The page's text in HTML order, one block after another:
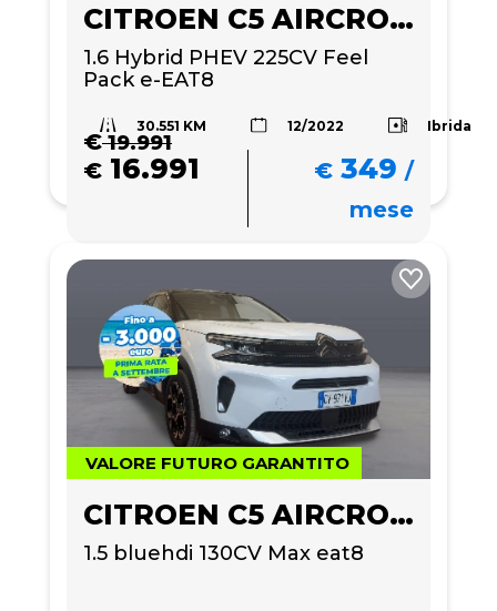
CITROEN C5 AIRCROSS
1.6 Hybrid PHEV 225CV Feel
Pack e-EAT8
30.551 KM 12/2022 Ibrida
€19.991
€ 16.991 € 349 /
mese
VALORE FUTURO GARANTITO
CITROEN C5 AIRCROSS
1.5 bluehdi 130CV Max eat8